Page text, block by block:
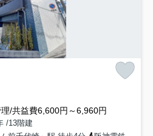
/共益費6,600円～6,960円
/13階建